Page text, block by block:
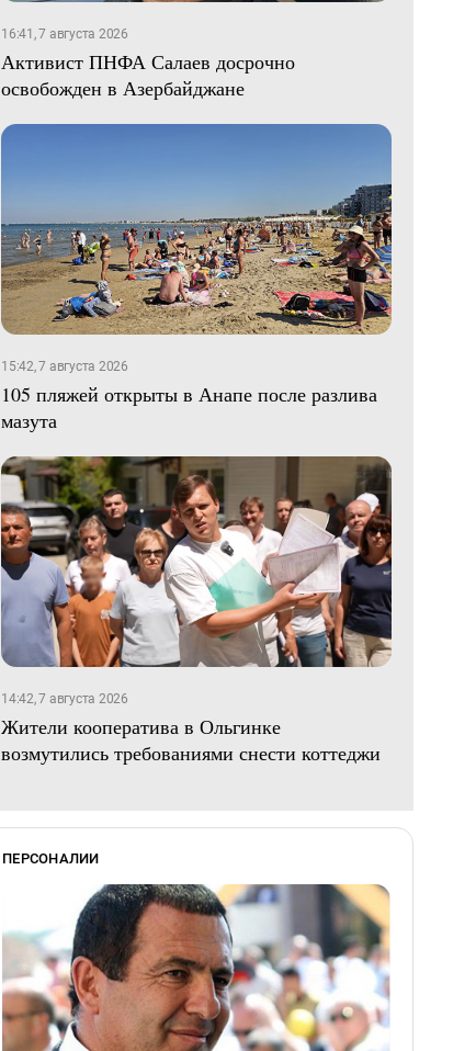
16:41, 7 августа 2026
Активист ПНФА Салаев досрочно
освобожден в Азербайджане
15:42, 7 августа 2026
105 пляжей открыты в Анапе после разлива
мазута
14:42, 7 августа 2026
Жители кооператива в Ольгинке
возмутились требованиями снести коттеджи
ПЕРСОНАЛИИ